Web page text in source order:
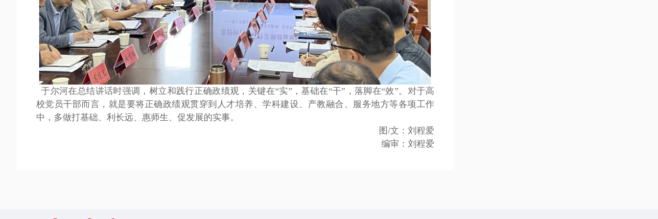
于尔河在总结讲话时强调，树立和践行正确政绩观，关键在“实”，基础在“干”，落脚在“效”。对于高
校党员干部而言，就是要将正确政绩观贯穿到人才培养、学科建设、产教融合、服务地方等各项工作
中，多做打基础、利长远、惠师生、促发展的实事。
图/文：刘程爱
编审：刘程爱